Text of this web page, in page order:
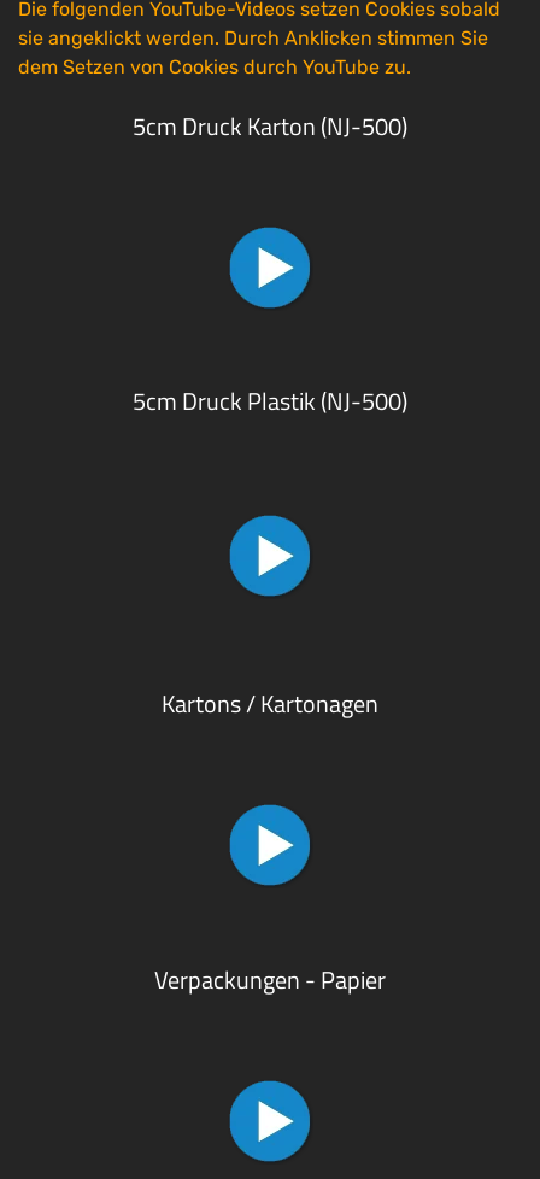
Die folgenden YouTube-Videos setzen Cookies sobald
sie angeklickt werden. Durch Anklicken stimmen Sie
dem Setzen von Cookies durch YouTube zu.
5cm Druck Karton (NJ-500)
5cm Druck Plastik (NJ-500)
Kartons / Kartonagen
Verpackungen - Papier